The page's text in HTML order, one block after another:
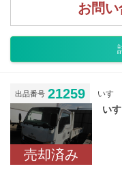
お問い
出品番号 21259 いすゞ
売却済み
い